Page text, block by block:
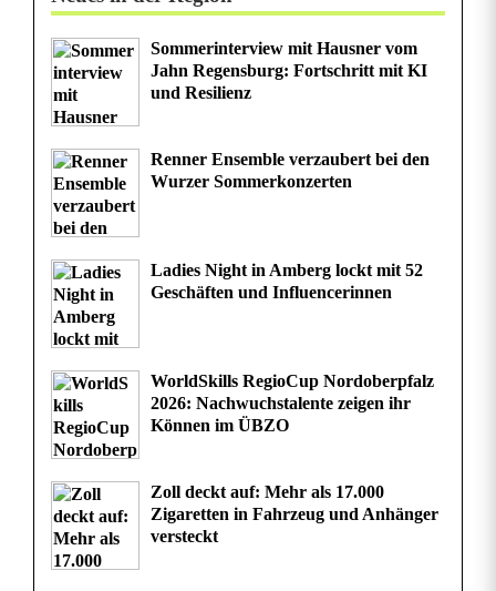
Sommerinterview mit Hausner vom
Jahn Regensburg: Fortschritt mit KI
und Resilienz
Renner Ensemble verzaubert bei den
Wurzer Sommerkonzerten
Ladies Night in Amberg lockt mit 52
Geschäften und Influencerinnen
WorldSkills RegioCup Nordoberpfalz
2026: Nachwuchstalente zeigen ihr
Können im ÜBZO
Zoll deckt auf: Mehr als 17.000
Zigaretten in Fahrzeug und Anhänger
versteckt